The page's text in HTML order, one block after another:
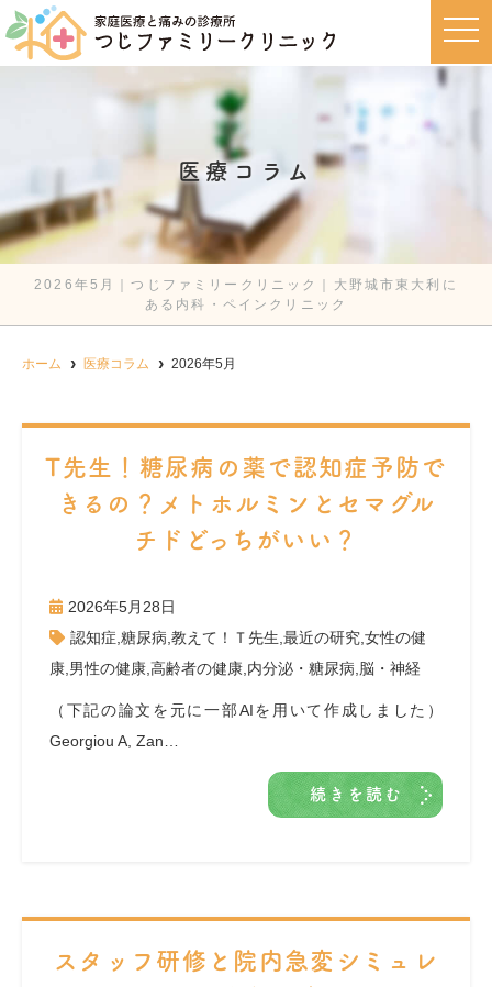
医療コラム
2026年5月｜つじファミリークリニック｜大野城市東大利に
ある内科・ペインクリニック
t
o
ホーム 医療コラム 2026年5月
T先生！糖尿病の薬で認知症予防で
きるの？メトホルミンとセマグル
チドどっちがいい？
2026年5月28日
認知症 糖尿病 教えて！Ｔ先生 最近の研究 女性の健
康 男性の健康 高齢者の健康 内分泌・糖尿病 脳・神経
（下記の論文を元に一部AIを用いて作成しました）
Georgiou A, Zan…
続きを読む
スタッフ研修と院内急変シミュレ